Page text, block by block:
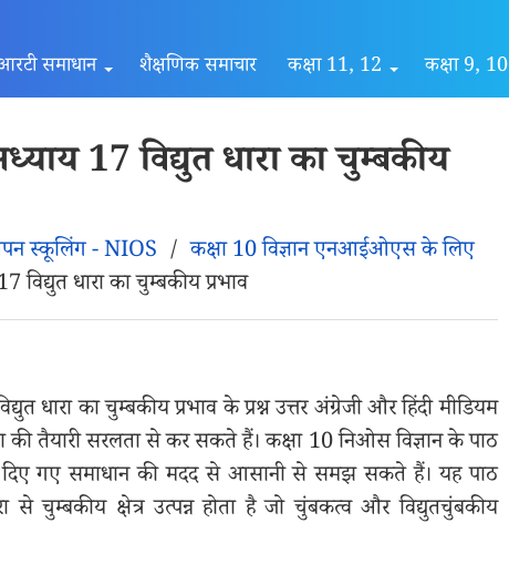
समाधान शैक्षणिक समाचार कक्षा 11, 12 कक्षा 9, 10
17 विद्युत धारा का चुम्बकीय
स्कूलिंग - NIOS /कक्षा 10 विज्ञान एनआईओएस के लिए
विद्युत धारा का चुम्बकीय प्रभाव
धारा का चुम्बकीय प्रभाव के प्रश्न उत्तर अंग्रेजी और हिंदी मीडियम
की तैयारी सरलता से कर सकते हैं। कक्षा 10 निओस विज्ञान के पाठ
दिए गए समाधान की मदद से आसानी से समझ सकते हैं। यह पाठ
से चुम्बकीय क्षेत्र उत्पन्न होता है जो चुंबकत्व और विद्युतचुंबकीय